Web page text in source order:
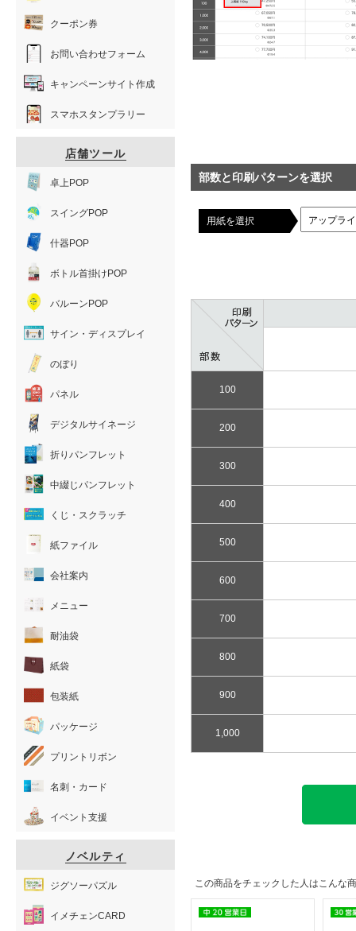
部数と印刷パターンを選択
用紙を選択
100
200
300
400
500
600
700
800
900
1,000
この商品をチェックした人はこんな
クーポン券
お問い合わせフォーム
キャンペーンサイト作成
スマホスタンプラリー
店舗ツール
卓上POP
スイングPOP
什器POP
ボトル首掛けPOP
バルーンPOP
サイン・ディスプレイ
のぼり
パネル
デジタルサイネージ
折りパンフレット
中綴じパンフレット
くじ・スクラッチ
紙ファイル
会社案内
メニュー
耐油袋
紙袋
包装紙
パッケージ
プリントリボン
名刺・カード
イベント支援
ノベルティ
ジグソーパズル
イメチェンCARD